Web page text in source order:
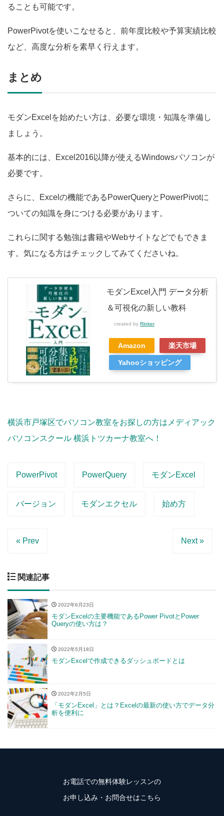
ることも可能です。
PowerPivotを使いこなせると、前年度比較や予算実績比較
など、高度な分析を素早く行えます。
まとめ
モダンExcelを始めたい方は、必要な環境・知識を準備し
ましょう。
基本的には、Excel2016以降が使えるWindowsパソコンが
必要です。
さらに、Excelの機能であるPowerQueryとPowerPivotに
ついての知識を身につける必要があります。
これらに関する勉強は書籍やWebサイトなどでもできま
す。気になる方はチェックしてみてくださいね。
モダンExcel入門 データ分析
＆可視化の新しい教科
created by Rinker
Amazon 楽天市場
Yahooショッピング
横浜市戸塚区でパソコン教室をお探しの方はメディアック
パソコンスクール 横浜トツカーナ教室へ！
PowerPivot PowerQuery モダンExcel
バージョン モダンエクセル 始め方
« Prev Next »
関連記事
2022年6月23日
モダンExcelの主要機能であるPower PivotとPower
Queryの使い方は？
2022年5月18日
モダンExcelで作成できるダッシュボードとは
2022年2月5日
「モダンExcel」とは？Excelの最新の使い方でデータ分
析を便利に
お電話での無料体験レッスンの
お申し込み・お問合せはこちら